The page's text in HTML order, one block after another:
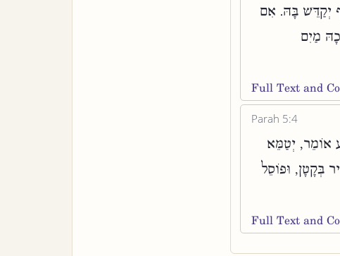
יְקַדֵּשׁ בָּהּ. אִם
מַיִם
Full Text and
Parah 5:4
אוֹמֵר, יְטַמֵּא
בְּקָטָן, וּפוֹסֵל
Full Text and